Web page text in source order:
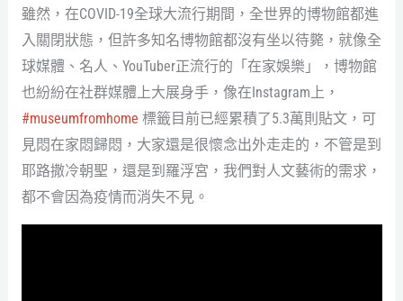
雖然，在COVID-19全球大流行期間，全世界的博物館都進
入關閉狀態，但許多知名博物館都沒有坐以待斃，就像全
球媒體、名人、YouTuber正流行的「在家娛樂」，博物館
也紛紛在社群媒體上大展身手，像在Instagram上，
#museumfromhome 標籤目前已經累積了5.3萬則貼文，可
見悶在家悶歸悶，大家還是很懷念出外走走的，不管是到
耶路撒冷朝聖，還是到羅浮宮，我們對人文藝術的需求，
都不會因為疫情而消失不見。